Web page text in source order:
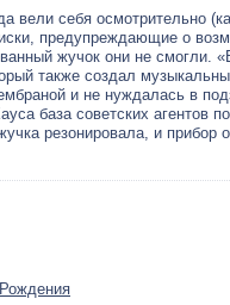
вели себя осмотрительно
предупреждающие о
жучок они не смогли.
также создал
и не нуждалась в
база советских агентов
резонировала, и прибор